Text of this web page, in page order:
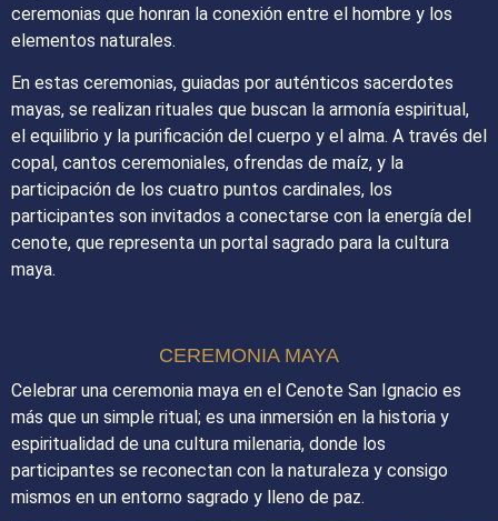
ceremonias que honran la conexión entre el hombre y los
elementos naturales.
En estas ceremonias, guiadas por auténticos sacerdotes
mayas, se realizan rituales que buscan la armonía espiritual,
el equilibrio y la purificación del cuerpo y el alma. A través del
copal, cantos ceremoniales, ofrendas de maíz, y la
participación de los cuatro puntos cardinales, los
participantes son invitados a conectarse con la energía del
cenote, que representa un portal sagrado para la cultura
maya.
CEREMONIA MAYA
Celebrar una ceremonia maya en el Cenote San Ignacio es
más que un simple ritual; es una inmersión en la historia y
espiritualidad de una cultura milenaria, donde los
participantes se reconectan con la naturaleza y consigo
mismos en un entorno sagrado y lleno de paz.